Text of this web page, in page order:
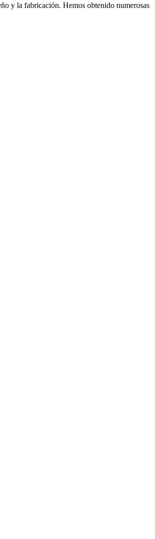
y la fabricación. Hemos obtenido numerosas